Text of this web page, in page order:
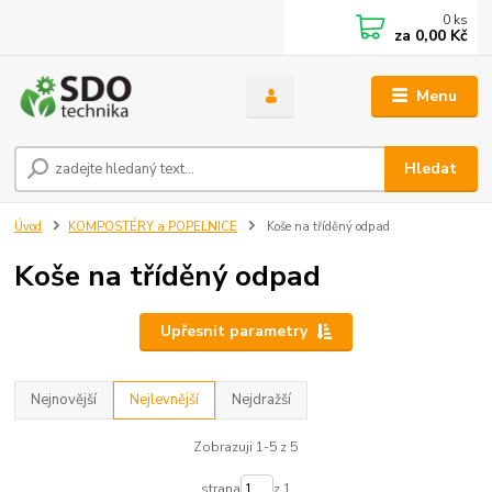
Menu
Hledat
0 ks
za 0,00 Kč
Úvod KOMPOSTÉRY a POPELNICE Koše na tříděný odpad
Koše na tříděný odpad
Upřesnit parametry
Nejnovější Nejlevnější Nejdražší
Zobrazuji 1-5 z 5